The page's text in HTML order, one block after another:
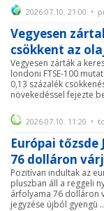
2026.07.10. 21:00 •
Vegyesen
csökkent az
Vegyesen zárták a
londoni FTSE-100
0,13 százalék
növekedéssel fejezte
2026.07.10. 11:20 •
Európai tőzsde
76 dolláron
Pozitívan indultak az
pluszban áll a reggeli
árfolyama 76 dolláron
jegyzése újból gyengü